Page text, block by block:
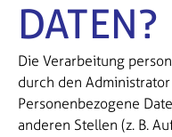
DATEN?
Die Verarbeitung
durch den
Personenbezogene
anderen Stellen (z. B.